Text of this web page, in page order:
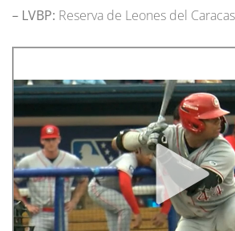
– LVBP: Reserva de Leones del